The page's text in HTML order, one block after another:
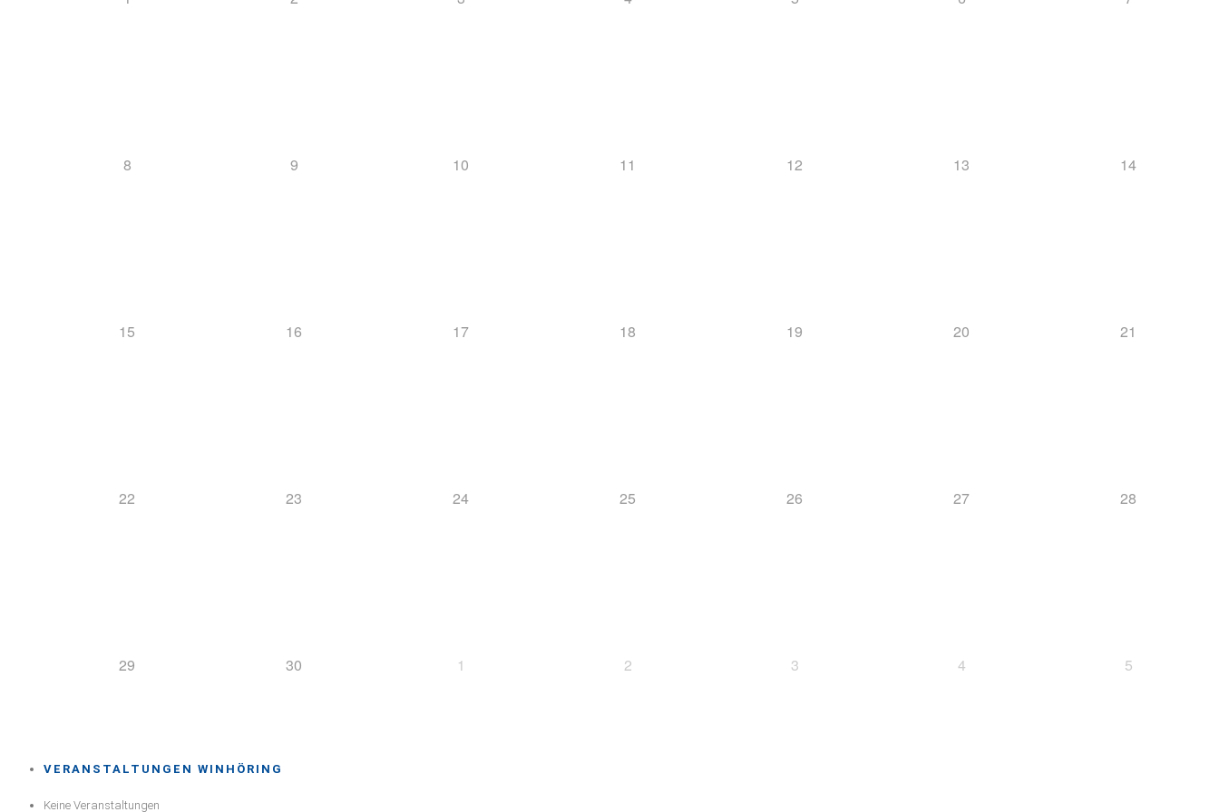
8 9 10 11 12 13 14
15 16 17 18 19 20 21
22 23 24 25 26 27 28
29 30 1 2 3 4 5
VERANSTALTUNGEN WINHÖRING
Keine Veranstaltungen